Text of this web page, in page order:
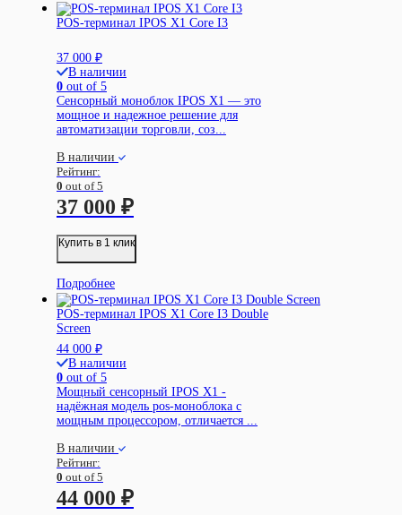
POS-терминал IPOS X1 Core I3
37 000 ₽
В наличии
0 out of 5
Сенсорный моноблок IPOS X1 — это
мощное и надежное решение для
автоматизации торговли, соз...
В наличии
Рейтинг:
0 out of 5
37 000 ₽
Купить в 1 клик
Подробнее
POS-терминал IPOS X1 Core I3 Double
Screen
44 000 ₽
В наличии
0 out of 5
Мощный сенсорный IPOS X1 -
надёжная модель pos-моноблока с
мощным процессором, отличается ...
В наличии
Рейтинг:
0 out of 5
44 000 ₽